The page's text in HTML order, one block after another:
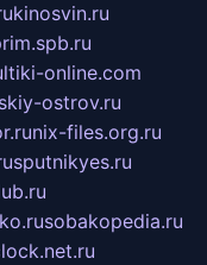
kinosvin.ru
online.com
ostrov.ru
nix-files.org.ru
sputnikyes.ru
sobakopedia.ru